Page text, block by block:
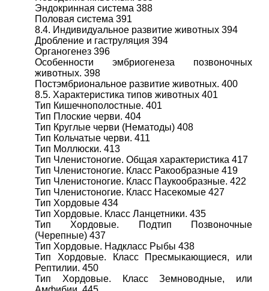
Эндокринная система 388
Половая система 391
8.4. Индивидуальное развитие животных 394
Дробление и гаструляция 394
Органогенез 396
Особенности эмбриогенеза позвоночных
животных. 398
Постэмбриональное развитие животных. 400
8.5. Характеристика типов животных 401
Тип Кишечнополостные. 401
Тип Плоские черви. 404
Тип Круглые черви (Нематоды) 408
Тип Кольчатые черви. 411
Тип Моллюски. 413
Тип Членистоногие. Общая характеристика 417
Тип Членистоногие. Класс Ракообразные 419
Тип Членистоногие. Класс Паукообразные. 422
Тип Членистоногие. Класс Насекомые 427
Тип Хордовые 434
Тип Хордовые. Класс Ланцетники. 435
Тип Хордовые. Подтип Позвоночные
(Черепные) 437
Тип Хордовые. Надкласс Рыбы 438
Тип Хордовые. Класс Пресмыкающиеся, или
Рептилии. 450
Тип Хордовые. Класс Земноводные, или